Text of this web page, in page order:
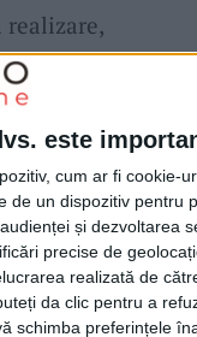
este
cum ar fi cookie-
de un dispozitiv pentru
și dezvoltarea
precise de
realizată de
da clic pentru a
schimba preferințele
scădere
de
la
mai ales